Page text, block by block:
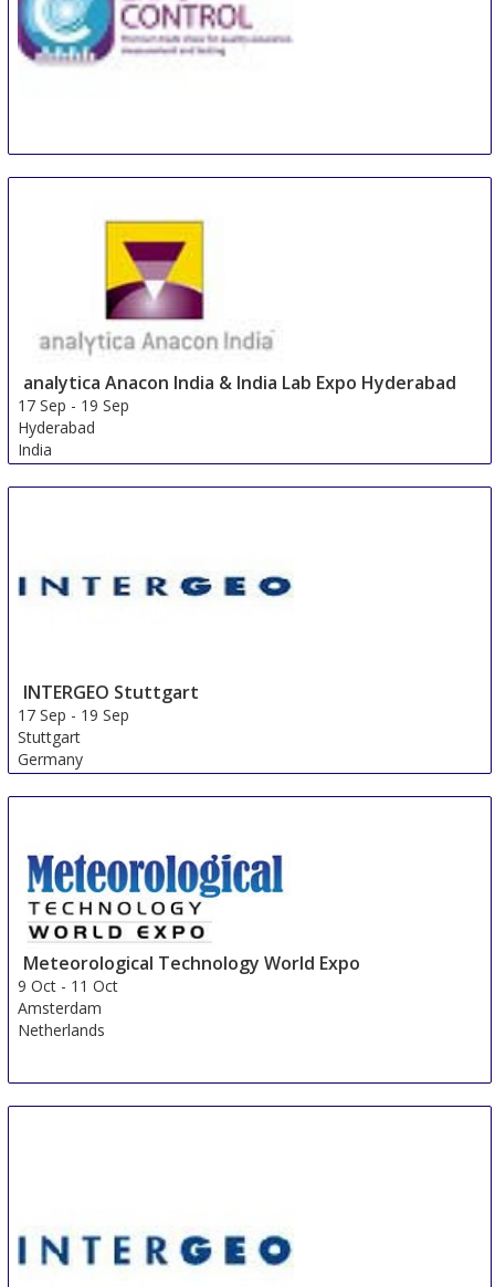
Russian Federation
analytica Anacon India & India Lab Expo Hyderabad
17 Sep - 19 Sep
Hyderabad
India
INTERGEO Stuttgart
17 Sep - 19 Sep
Stuttgart
Germany
Meteorological Technology World Expo
9 Oct - 11 Oct
Amsterdam
Netherlands